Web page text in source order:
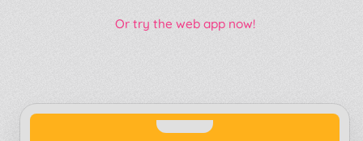
Or try the web app now!